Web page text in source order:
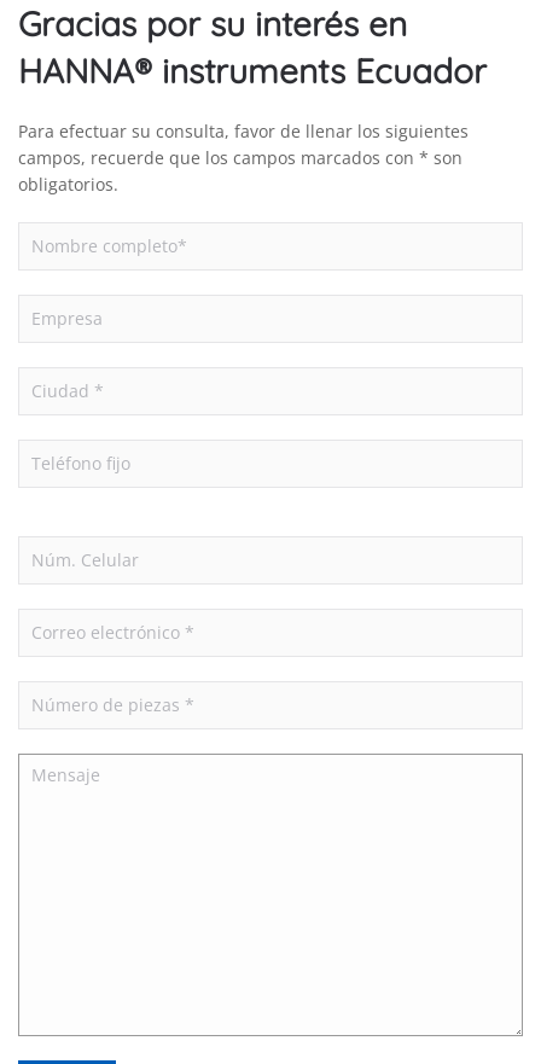
Gracias por su interés en
HANNA® instruments Ecuador
Para efectuar su consulta, favor de llenar los siguientes
campos, recuerde que los campos marcados con * son
obligatorios.